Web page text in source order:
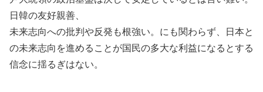
日韓の友好親善、
未来志向への批判や反発も根強い。にも関わらず、日本と
の未来志向を進めることが国民の多大な利益になるとする
信念に揺るぎはない。